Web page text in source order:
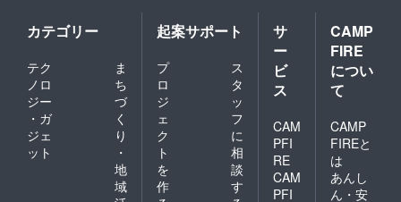
のエキ
ストラ
枠にお
名前を
掲載さ
せてい
ただき
※ エン
ドロー
ルに掲
載する
お名前
いかね
ます ※
エンド
ロール
に関し
まし
て、掲
する文
字数が
長すぎ
るもの
など掲
載に適
してい
ない場
合は別
途相談
させて
いただ
くこと
ます
カテゴリー
テク
ノロ
ジー
・ガ
ジェ
ット
ま
ち
づ
く
り
・
地
域
起案サポート
プ
ロ
ジ
ェ
ク
ト
を
作
ス
タ
ッ
フ
に
相
談
す
サ
ー
ビ
ス
CAM
PFI
RE
CAM
PFI
CAMP
FIRE
につい
て
CAMP
FIREと
は
あんし
ん・安